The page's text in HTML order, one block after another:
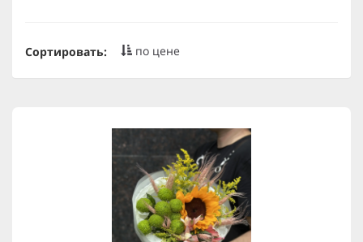
Сортировать: по цене